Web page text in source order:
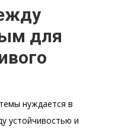
для
нуждается в
устойчивостью и